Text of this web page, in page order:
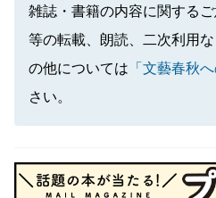
雑誌・書籍の内容に関する
等の転載、朗読、二次利用
の他については 「文藝春秋
さい。